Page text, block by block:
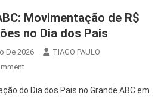
Movimentação de R$
no Dia dos Pais
De 2026
TIAGO PAULO
On
ABC:
do Dia dos Pais no Grande ABC em